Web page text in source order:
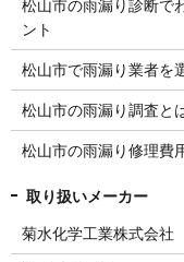
松山市の雨漏り診断で
ント
松山市で雨漏り業者を
松山市の雨漏り調査と
松山市の雨漏り修理費
菊水化学工業株式会社